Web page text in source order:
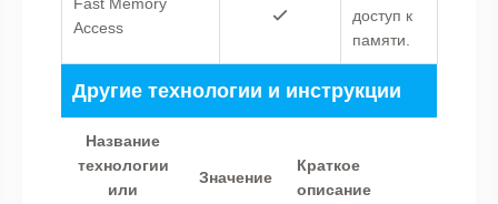
Access
доступ к
памяти.
Другие технологии и инструкции
Название
технологии
или
Значение
Краткое
описание